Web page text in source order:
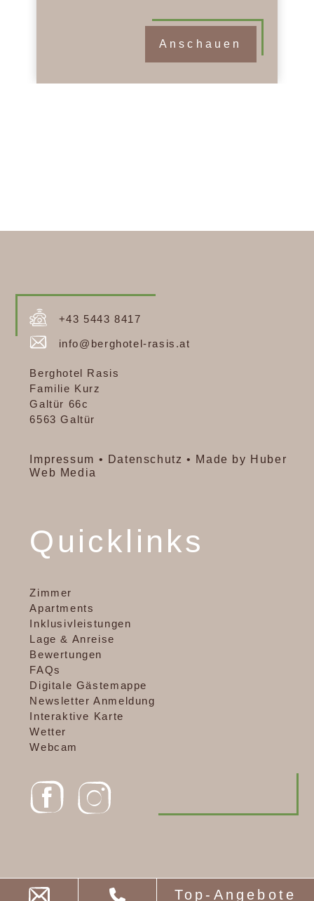
Anschauen
+43 5443 8417
info@berghotel-rasis.at
Berghotel Rasis
Familie Kurz
Galtür 66c
6563 Galtür
Impressum • Datenschutz • Made by Huber
Web Media
Quicklinks
Zimmer
Apartments
Inklusivleistungen
Lage & Anreise
Bewertungen
FAQs
Digitale Gästemappe
Newsletter Anmeldung
Interaktive Karte
Wetter
Webcam
Top-Angebote